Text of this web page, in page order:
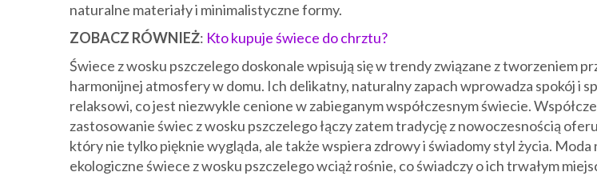
naturalne materiały i minimalistyczne formy.
ZOBACZ RÓWNIEŻ: Kto kupuje świece do chrztu?
Świece z wosku pszczelego doskonale wpisują się w trendy związane z tworzeniem
harmonijnej atmosfery w domu. Ich delikatny, naturalny zapach wprowadza spokój i
relaksowi, co jest niezwykle cenione w zabieganym współczesnym świecie.
zastosowanie świec z wosku pszczelego łączy zatem tradycję z nowoczesnością
który nie tylko pięknie wygląda, ale także wspiera zdrowy i świadomy styl życia. Moda
ekologiczne świece z wosku pszczelego wciąż rośnie, co świadczy o ich trwałym